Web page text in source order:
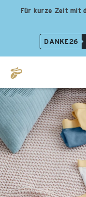
Für kurze Zeit mit
DANKE26